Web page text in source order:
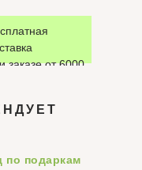
заказе от 6000
по подаркам